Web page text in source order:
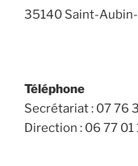
35140 Saint-
Téléphone
Secrétariat : 07 76
Direction : 06 77 01